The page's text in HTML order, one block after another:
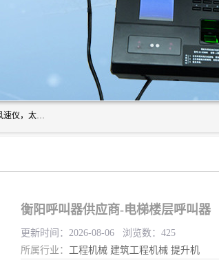
上海宇叶电子科技有限公司是吊钩视频监控、升降机监控、卸料平台监控、塔吊防碰撞、黑匣子防碰撞、风速仪，太阳能障碍灯安全提示灯等一系列升降机的常用配件产品专业研发生产加工的公司，拥有完整、科学的质量管理体系。
衡阳呼叫器供应商-电梯楼层呼叫器
更新时间：2026-08-06 浏览数：425
所属行业： 工程机械 建筑工程机械 提升机